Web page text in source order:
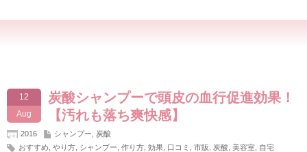
12
Aug
炭酸シャンプーで頭皮の血行促進効果！
【汚れも落ち爽快感】
2016 シャンプー
炭酸
おすすめ やり方 シャンプー 作り方 効果 口コミ 市販 炭酸 美容室 自宅